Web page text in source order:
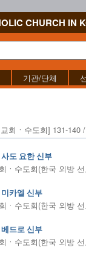
CHURCH IN
기관/단체
회ㆍ수도회] 131-140
도 요한 신부
ㆍ수도회(한국 외방
카엘 신부
ㆍ수도회(한국 외방
드로 신부
ㆍ수도회(한국 외방